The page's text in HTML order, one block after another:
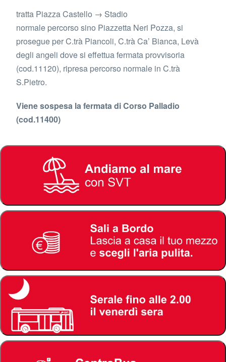
tratta Piazza Castello → Stadio
normale percorso sino Piazzetta Neri Pozza, si
prosegue per C.trà Piancoli, C.trà Ca’ Bianca, Levà
degli angeli dove si effettua fermata provvisoria
(cod.11120), ripresa percorso normale in C.trà
S.Pietro.
Viene sospesa la fermata di Corso Palladio
(cod.11400)